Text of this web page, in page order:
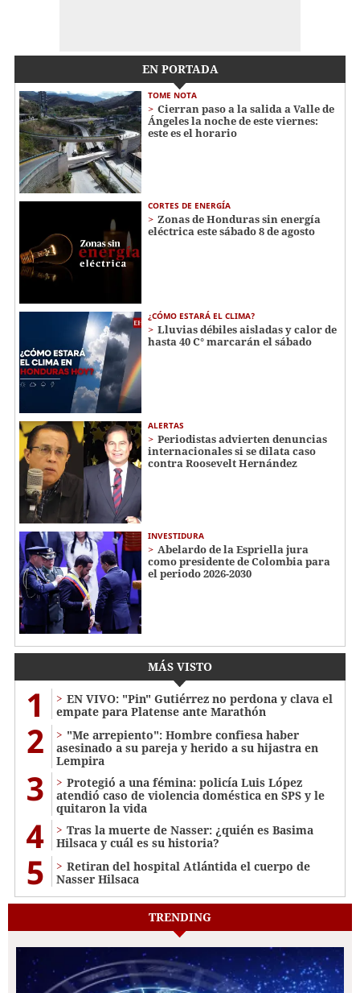
EN PORTADA
TOME NOTA
Cierran paso a la salida a Valle de
Ángeles la noche de este viernes:
este es el horario
CORTES DE ENERGÍA
Zonas de Honduras sin energía
eléctrica este sábado 8 de agosto
¿CÓMO ESTARÁ EL CLIMA?
Lluvias débiles aisladas y calor de
hasta 40 C° marcarán el sábado
ALERTAS
Periodistas advierten denuncias
internacionales si se dilata caso
contra Roosevelt Hernández
INVESTIDURA
Abelardo de la Espriella jura
como presidente de Colombia para
el periodo 2026-2030
MÁS VISTO
1
EN VIVO: "Pin" Gutiérrez no perdona y clava el
empate para Platense ante Marathón
2
"Me arrepiento": Hombre confiesa haber
asesinado a su pareja y herido a su hijastra en
Lempira
3
Protegió a una fémina: policía Luis López
atendió caso de violencia doméstica en SPS y le
quitaron la vida
4
Tras la muerte de Nasser: ¿quién es Basima
Hilsaca y cuál es su historia?
5
Retiran del hospital Atlántida el cuerpo de
Nasser Hilsaca
TRENDING